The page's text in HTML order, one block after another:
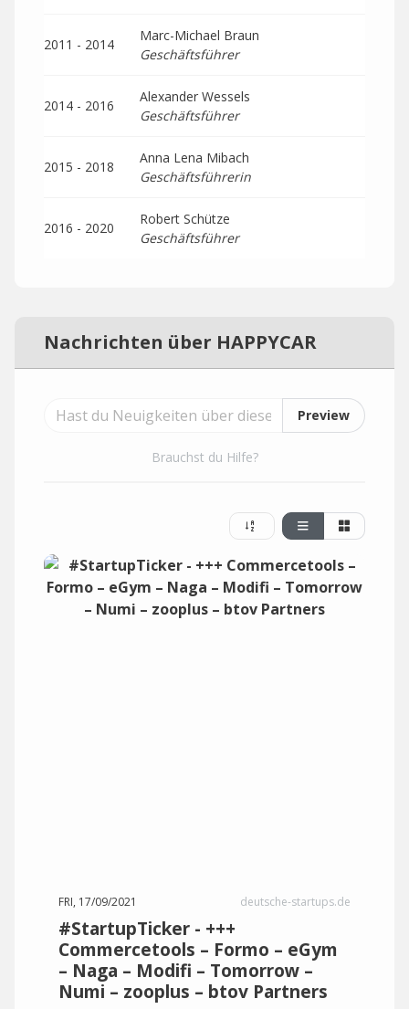
2011 - 2014
Marc-Michael Braun
Geschäftsführer
2014 - 2016
Alexander Wessels
Geschäftsführer
2015 - 2018
Anna Lena Mibach
Geschäftsführerin
2016 - 2020
Robert Schütze
Geschäftsführer
Nachrichten über HAPPYCAR
Preview
Brauchst du Hilfe?
FRI, 17/09/2021 deutsche-startups.de
#StartupTicker - +++
Commercetools – Formo – eGym
– Naga – Modifi – Tomorrow –
Numi – zooplus – btov Partners